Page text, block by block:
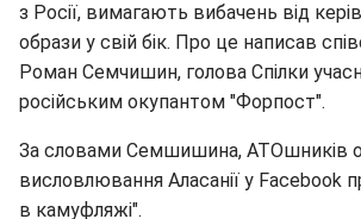
з Росії, вимагають вибачень від
образи у свій бік. Про це написав
Роман Семчишин, голова Спілки
російським окупантом "Форпост".
За словами Семшишина, АТОшників
висловлювання Аласанії у Facebook
в камуфляжі".